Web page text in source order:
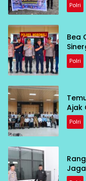
Polri
Bea
Polri
Ajak
Polri